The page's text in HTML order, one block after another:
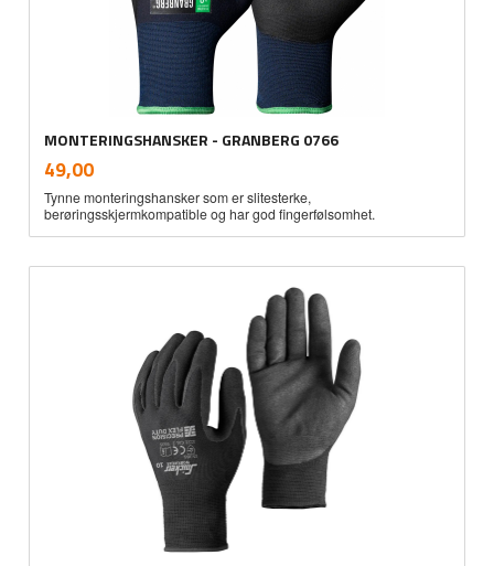
MONTERINGSHANSKER - GRANBERG 0766
Pris
49,00mva.
Tynne monteringshansker som er slitesterke,
berøringsskjermkompatible og har god fingerfølsomhet.